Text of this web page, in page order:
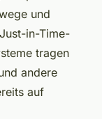
und
in-Time-
tragen
andere
auf